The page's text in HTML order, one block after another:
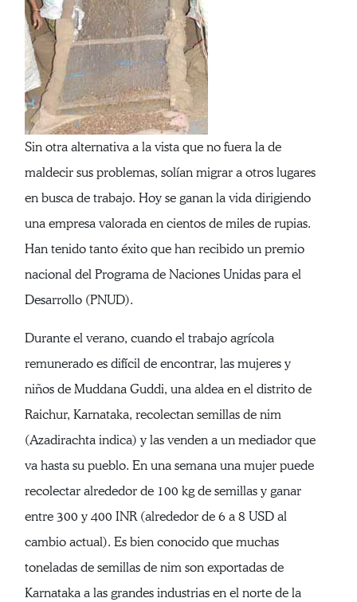
Sin otra alternativa a la vista que no fuera la de
maldecir sus problemas, solían migrar a otros lugares
en busca de trabajo. Hoy se ganan la vida dirigiendo
una empresa valorada en cientos de miles de rupias.
Han tenido tanto éxito que han recibido un premio
nacional del Programa de Naciones Unidas para el
Desarrollo (PNUD).
Durante el verano, cuando el trabajo agrícola
remunerado es difícil de encontrar, las mujeres y
niños de Muddana Guddi, una aldea en el distrito de
Raichur, Karnataka, recolectan semillas de nim
(Azadirachta indica) y las venden a un mediador que
va hasta su pueblo. En una semana una mujer puede
recolectar alrededor de 100 kg de semillas y ganar
entre 300 y 400 INR (alrededor de 6 a 8 USD al
cambio actual). Es bien conocido que muchas
toneladas de semillas de nim son exportadas de
Karnataka a las grandes industrias en el norte de la